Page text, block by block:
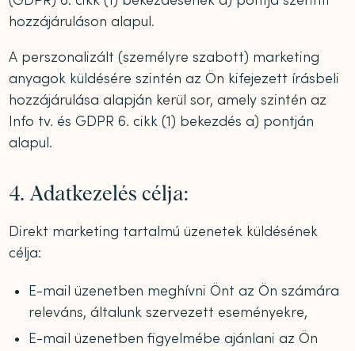
hozzájáruláson alapul.
A perszonalizált (személyre szabott) marketing
anyagok küldésére szintén az Ön kifejezett írásbeli
hozzájárulása alapján kerül sor, amely szintén az
Info tv. és GDPR 6. cikk (1) bekezdés a) pontján
alapul.
4. Adatkezelés célja:
Direkt marketing tartalmú üzenetek küldésének
célja:
E-mail üzenetben meghívni Önt az Ön számára
releváns, általunk szervezett eseményekre,
E-mail üzenetben figyelmébe ajánlani az Ön